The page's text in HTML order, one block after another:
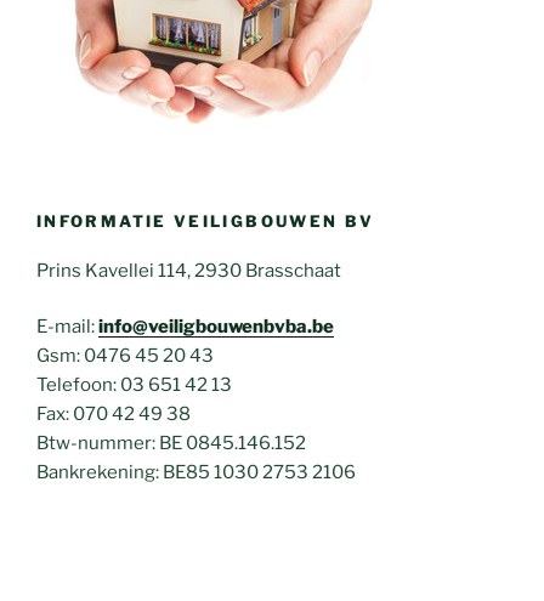
INFORMATIE VEILIGBOUWEN BV
Prins Kavellei 114, 2930 Brasschaat
E-mail:info@veiligbouwenbvba.be
Gsm: 0476 45 20 43
Telefoon: 03 651 42 13
Fax: 070 42 49 38
Btw-nummer: BE 0845.146.152
Bankrekening: BE85 1030 2753 2106